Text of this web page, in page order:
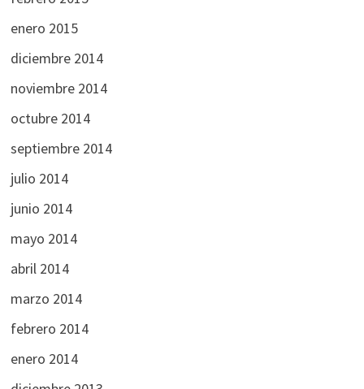
enero 2015
diciembre 2014
noviembre 2014
octubre 2014
septiembre 2014
julio 2014
junio 2014
mayo 2014
abril 2014
marzo 2014
febrero 2014
enero 2014